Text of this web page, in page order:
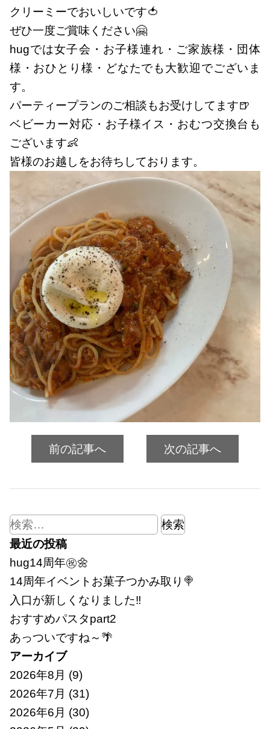
クリーミーでおいしいです🍅
ぜひ一度ご賞味ください🤗
hugでは女子会・お子様連れ・ご家族様・団体
様・おひとり様・どなたでも大歓迎でございま
す。
パーティープランのご相談もお受けしてます🍺
ベビーカー対応・お子様イス・おむつ交換台も
ございます👶
皆様のお越しをお待ちしております。
前の記事へ 次の記事へ
検
索:
最近の投稿
hug14周年㊗🌼
14周年イベントお菓子つかみ取り🍭
入口が新しくなりました‼
おすすめパスタpart2
あっついですね～🌴
アーカイブ
2026年8月 (9)
2026年7月 (31)
2026年6月 (30)